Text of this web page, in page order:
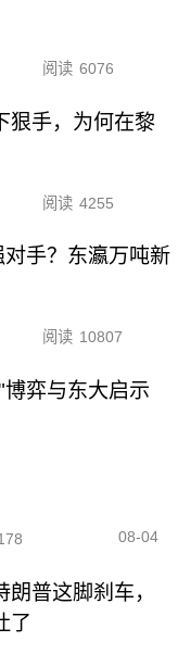
阅读 6076
狠手，为何在黎
阅读 4255
手？东瀛万吨新
阅读 10807
弈与东大启示
08-04
普这脚刹车，
了